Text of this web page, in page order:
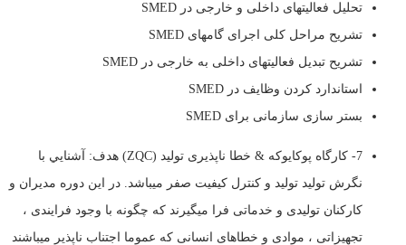
تحلیل فعالیتهای داخلی و خارجی در SMED
تشریح مراحل کلی اجرای گامهای SMED
تشریح تبدیل فعالیتهای داخلی به خارجی در SMED
استاندارد کردن وظایف در SMED
بستر سازی سازمانی برای SMED
7- کارگاه پوکایوکه & خطا ناپذیری تولید (ZQC) هدف: آشنايي با
نگرش توليد تولید و کنترل کیفیت صفر میباشد. در این دوره مدیران و
کارکنان تولیدی و خدماتی فرا میگیرند که چگونه با وجود فرایندی ،
تجهیزاتی ، موادی و خطاهای انسانی که عموما اجتناب ناپذیر میباشند